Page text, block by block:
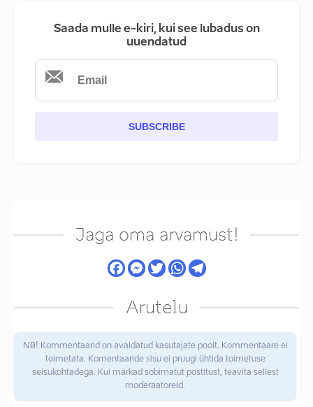
Saada mulle e-kiri, kui see lubadus on
uuendatud
SUBSCRIBE
Jaga oma arvamust!
Arutelu
NB! Kommentaarid on avaldatud kasutajate poolt. Kommentaare ei
toimetata. Komentaaride sisu ei pruugi ühtida toimetuse
seisukohtadega. Kui märkad sobimatut postitust, teavita sellest
moderaatoreid.